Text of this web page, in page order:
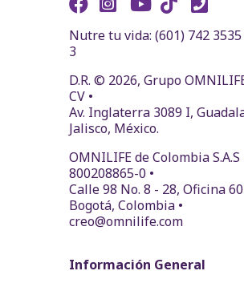
Nutre tu vida: (601) 742
3
D.R. © 2026, Grupo
CV •
Av. Inglaterra 3089 I,
Jalisco, México.
OMNILIFE de Colombia S.A.S
800208865-0 •
Calle 98 No. 8 - 28, Oficina
Bogotá, Colombia •
creo@omnilife.com
Información General